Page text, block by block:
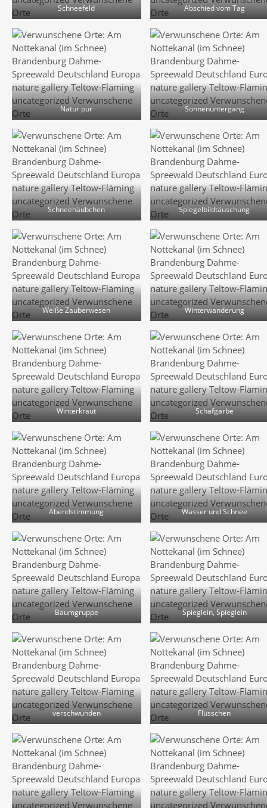
Schneefeld Abschied vom Tag
Natur pur Sonnenuntergang
Schneehäubchen Spiegelbildtäuschung
Weiße Zauberwesen Winterwanderung
Winterkraut Schafgarbe
Abendstimmung Wasser und Schnee
Baumgruppe Spieglein, Spieglein
verschwunden Flüsschen